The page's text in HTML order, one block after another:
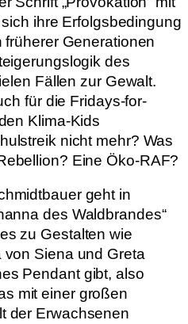
ihre Erfolgsbedingung
Generationen
des
Fällen zur Gewalt.
für die Fridays-for-
Klima-Kids
nicht mehr? Was
Eine Öko-RAF?
geht in
des Waldbrandes“
zu Gestalten wie
von Siena und Greta
Pendant gibt, also
mit einer großen
der Erwachsenen